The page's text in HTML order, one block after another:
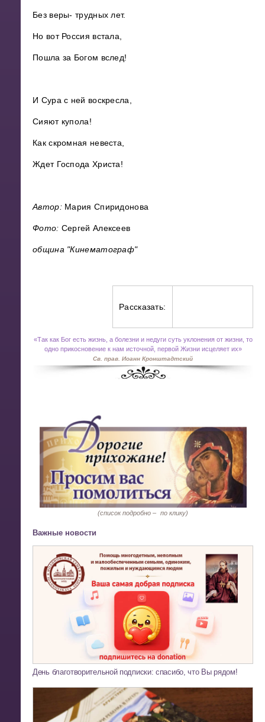
Без веры- трудных лет.
Но вот Россия встала,
Пошла за Богом вслед!
И Сура c ней воскресла,
Сияют купола!
Как скромная невеста,
Ждет Господа Христа!
Автор: Мария Спиридонова
Фото: Сергей Алексеев
община "Кинематограф"
Рассказать:
«Так как Бог есть жизнь, а болезни и недуги суть уклонения от жизни, то
одно прикосновение к нам источной, первой Жизни исцеляет их»
Св. прав. Иоанн Кронштадтский
(список подробно – по клику)
Важные новости
День благотворительной подписки: спасибо, что Вы рядом!